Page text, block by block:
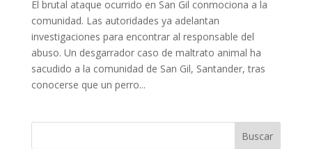
El brutal ataque ocurrido en San Gil conmociona a la
comunidad. Las autoridades ya adelantan
investigaciones para encontrar al responsable del
abuso. Un desgarrador caso de maltrato animal ha
sacudido a la comunidad de San Gil, Santander, tras
conocerse que un perro...
Buscar